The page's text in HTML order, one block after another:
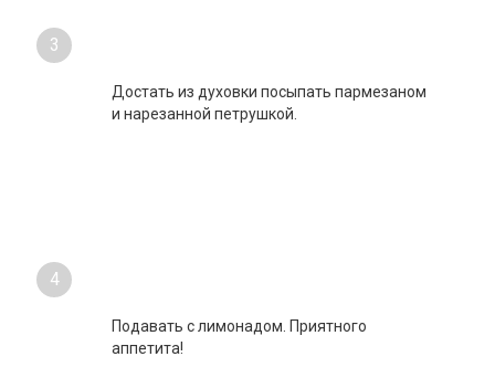
3
4
Достать из духовки посыпать пармезаном
и нарезанной петрушкой.
Подавать с лимонадом. Приятного
аппетита!